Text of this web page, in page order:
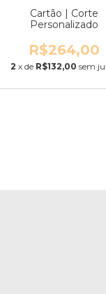
Cartão | Corte
Personalizado
R$264,00
2 x de R$132,00 sem